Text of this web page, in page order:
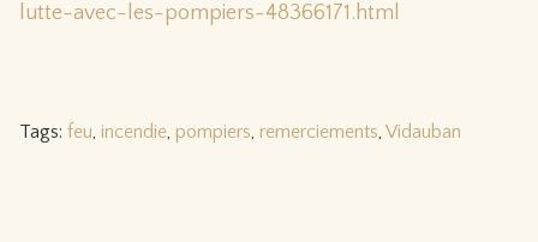
lutte-avec-les-pompiers-48366171.html
Tags: feu, incendie, pompiers, remerciements, Vidauban